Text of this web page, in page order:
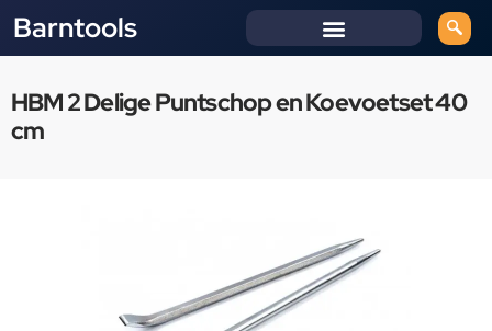
Barntools
HBM 2 Delige Puntschop en Koevoetset 40
cm